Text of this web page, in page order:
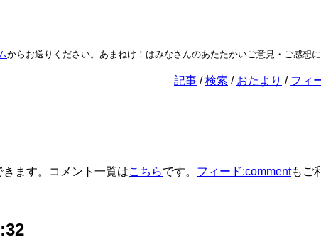
らお送りください。あまねけ！はみなさんのあたたかいご意見・ご感想に
記事 検索 おたより フィ
きます。コメント一覧はこちらです。 フィード:commentもご